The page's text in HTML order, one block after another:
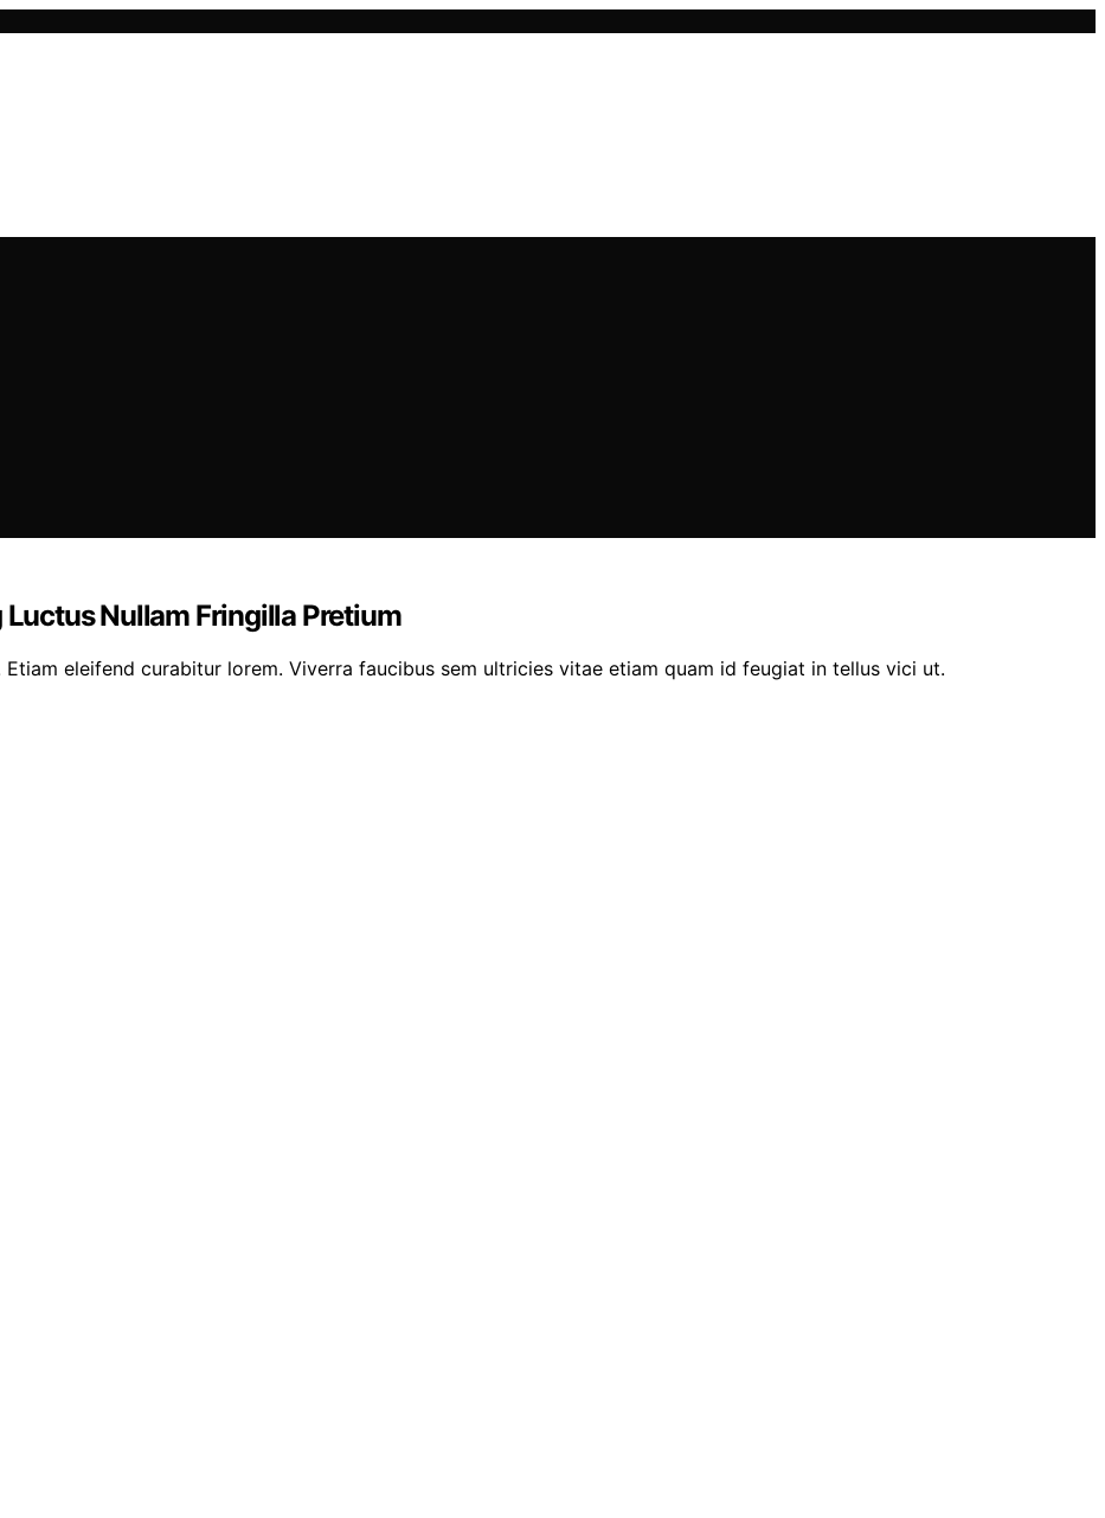
Nullam Fringilla Pretium
eleifend curabitur lorem. Viverra faucibus sem ultricies vitae etiam quam id feugiat in tellus vici ut.